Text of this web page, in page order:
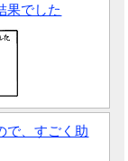
果でした
で、すごく助